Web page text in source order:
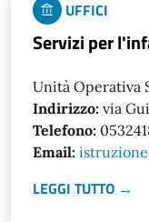
UFFICI
Servizi per
Unità Operativa
Indirizzo: via
Telefono:
Email:
LEGGI TUTTO →